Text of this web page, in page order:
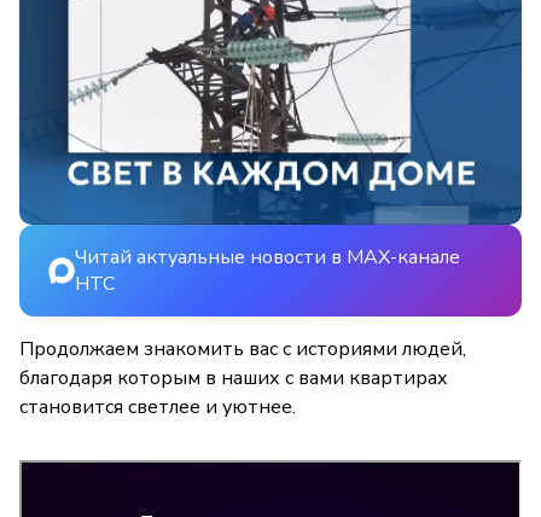
Читай актуальные новости в MAX-канале
НТС
Продолжаем знакомить вас с историями людей,
благодаря которым в наших с вами квартирах
становится светлее и уютнее.